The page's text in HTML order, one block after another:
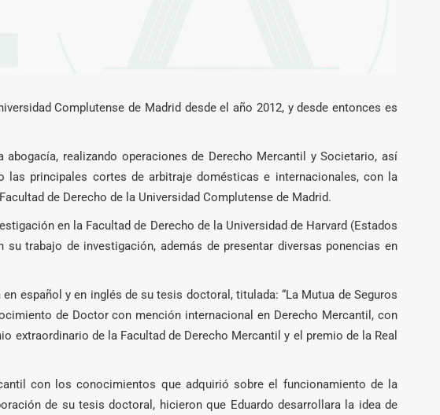
Complutense de Madrid desde el año 2012, y desde entonces es
realizando operaciones de Derecho Mercantil y Societario, así
principales cortes de arbitraje domésticas e internacionales, con la
de Derecho de la Universidad Complutense de Madrid.
en la Facultad de Derecho de la Universidad de Harvard (Estados
trabajo de investigación, además de presentar diversas ponencias en
español y en inglés de su tesis doctoral, titulada: “La Mutua de Seguros
de Doctor con mención internacional en Derecho Mercantil, con
extraordinario de la Facultad de Derecho Mercantil y el premio de la Real
con los conocimientos que adquirió sobre el funcionamiento de la
de su tesis doctoral, hicieron que Eduardo desarrollara la idea de